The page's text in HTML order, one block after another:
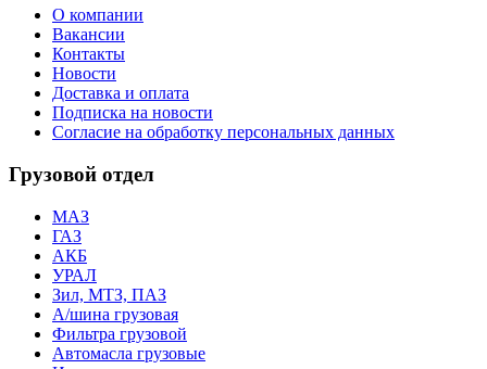
О компании
Вакансии
Контакты
Новости
Доставка и оплата
Подписка на новости
Согласие на обработку персональных данных
Грузовой отдел
МАЗ
ГАЗ
АКБ
УРАЛ
Зил, МТЗ, ПАЗ
А/шина грузовая
Фильтра грузовой
Автомасла грузовые